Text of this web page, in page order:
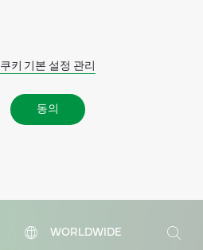
쿠키 기본 설정 관리
동의
WORLDWIDE
검